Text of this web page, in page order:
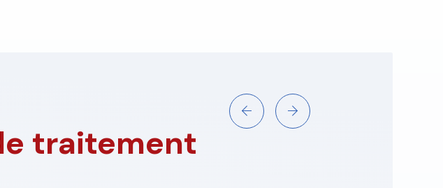
traitement